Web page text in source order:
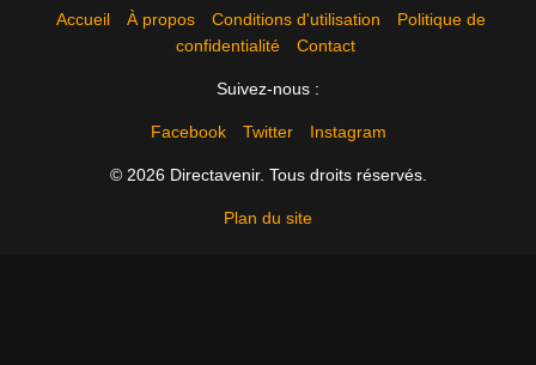
Accueil À propos Conditions d'utilisation
Politique de
confidentialité
Contact
Suivez-nous :
Facebook Twitter Instagram
© 2026 Directavenir. Tous droits réservés.
Plan du site